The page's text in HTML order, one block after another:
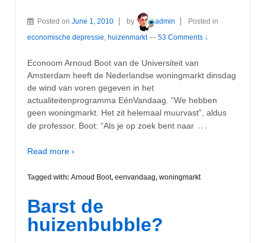
Posted on June 1, 2010 by admin
Posted in
economische depressie huizenmarkt — 53 Comments ↓
Econoom Arnoud Boot van de Universiteit van
Amsterdam heeft de Nederlandse woningmarkt dinsdag
de wind van voren gegeven in het
actualiteitenprogramma EénVandaag. “We hebben
geen woningmarkt. Het zit helemaal muurvast”, aldus
de professor. Boot: “Als je op zoek bent naar …
Read more ›
Tagged with: Arnoud Boot, eenvandaag, woningmarkt
Barst de
huizenbubble?